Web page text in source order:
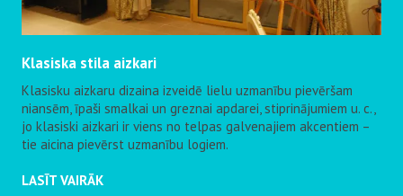
Klasiska stila aizkari
Klasisku aizkaru dizaina izveidē lielu uzmanību pievēršam
niansēm, īpaši smalkai un greznai apdarei, stiprinājumiem u. c.,
jo klasiski aizkari ir viens no telpas galvenajiem akcentiem –
tie aicina pievērst uzmanību logiem.
LASĪT VAIRĀK